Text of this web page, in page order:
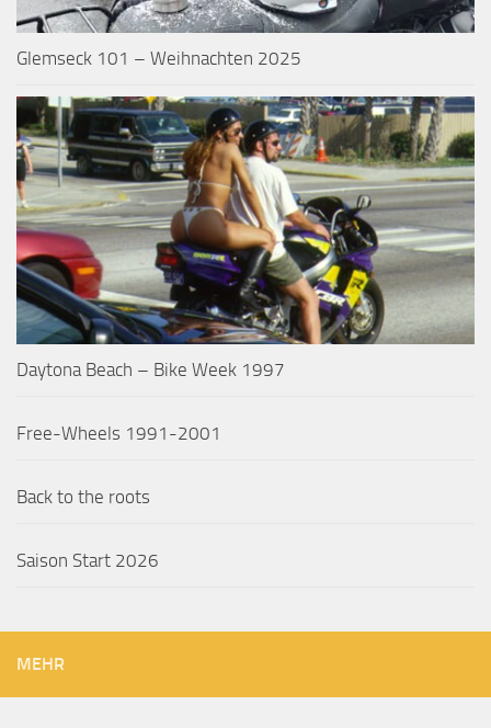
Glemseck 101 – Weihnachten 2025
Daytona Beach – Bike Week 1997
Free-Wheels 1991-2001
Back to the roots
Saison Start 2026
MEHR